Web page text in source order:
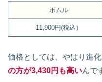
ポムル
11,900円(税込）
価格としては、やはり進
の方が3,430円も高いんで